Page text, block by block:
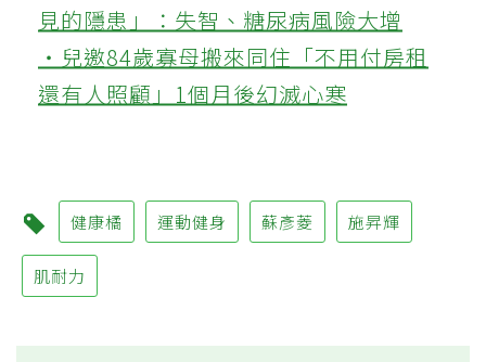
見的隱患」：失智、糖尿病風險大增
‧兒邀84歲寡母搬來同住「不用付房租
還有人照顧」1個月後幻滅心寒
健康橘 運動健身 蘇彥菱 施昇輝
肌耐力